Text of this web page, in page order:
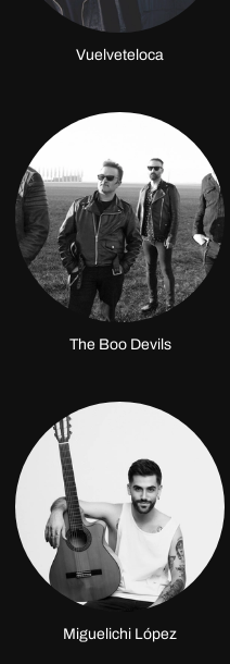
Vuelveteloca
The Boo Devils
Miguelichi López